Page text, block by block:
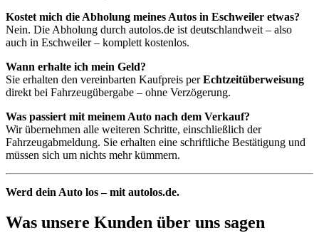
Kostet mich die Abholung meines Autos in Eschweiler etwas?
Nein. Die Abholung durch autolos.de ist deutschlandweit – also
auch in Eschweiler – komplett kostenlos.
Wann erhalte ich mein Geld?
Sie erhalten den vereinbarten Kaufpreis perEchtzeitüberweisung
direkt bei Fahrzeugübergabe – ohne Verzögerung.
Was passiert mit meinem Auto nach dem Verkauf?
Wir übernehmen alle weiteren Schritte, einschließlich der
Fahrzeugabmeldung. Sie erhalten eine schriftliche Bestätigung und
müssen sich um nichts mehr kümmern.
Werd dein Auto los – mit autolos.de.
Was unsere Kunden über uns sagen